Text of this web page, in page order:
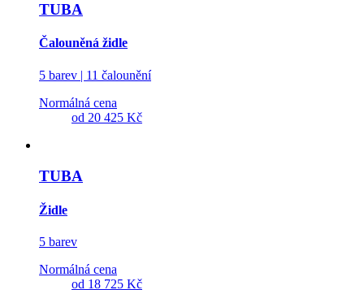
TUBA
Čalouněná židle
5 barev | 11 čalounění
Normálná cena
od 20 425 Kč
TUBA
Židle
5 barev
Normálná cena
od 18 725 Kč